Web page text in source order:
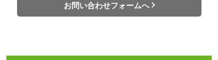
お問い合わせフォームへ